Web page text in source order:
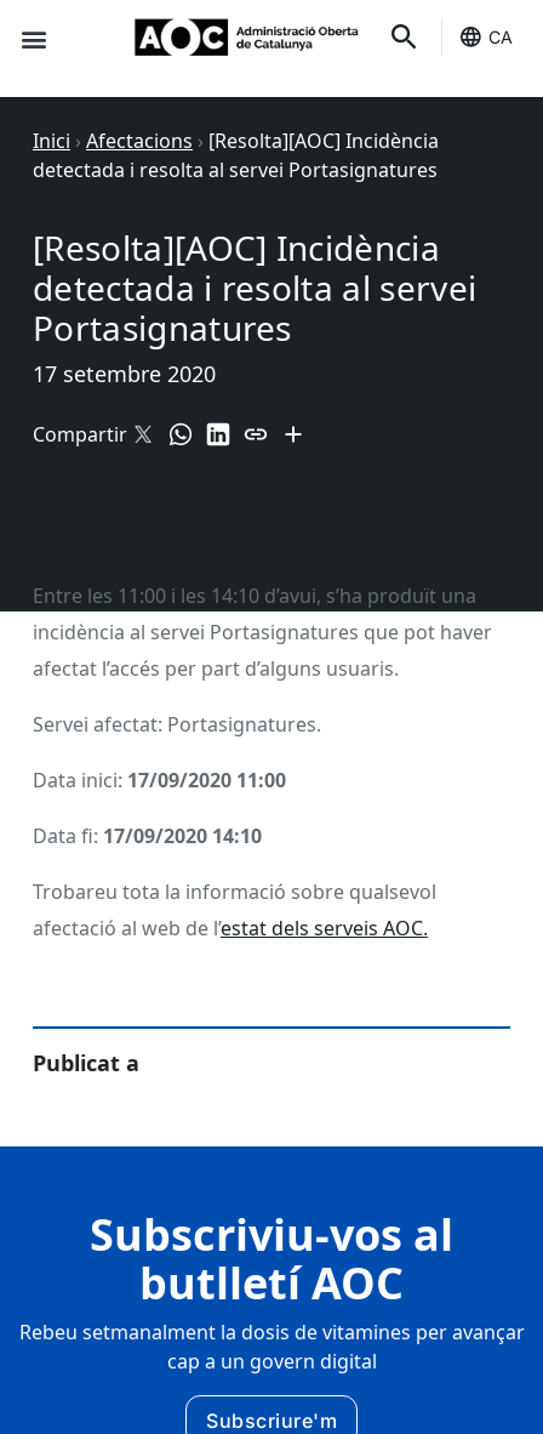
CA
Inici › Afectacions › [Resolta][AOC] Incidència
detectada i resolta al servei Portasignatures
[Resolta][AOC] Incidència
detectada i resolta al servei
Portasignatures
17 setembre 2020
Compartir
Entre les 11:00 i les 14:10 d’avui, s’ha produït una
incidència al servei Portasignatures que pot haver
afectat l’accés per part d’alguns usuaris.
Servei afectat: Portasignatures.
Data inici: 17/09/2020 11:00
Data fi: 17/09/2020 14:10
Trobareu tota la informació sobre qualsevol
afectació al web de l’estat dels serveis AOC.
Publicat a
Subscriviu-vos al
butlletí AOC
Rebeu setmanalment la dosis de vitamines per avançar
cap a un govern digital
Subscriure'm